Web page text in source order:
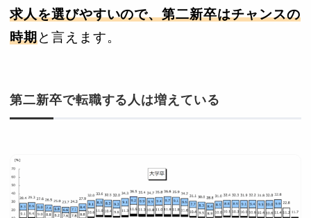
求人を選びやすいので、第二新卒はチャンスの
時期と言えます。
第二新卒で転職する人は増えている